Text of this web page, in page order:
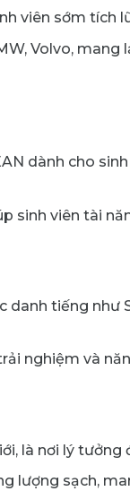
viên sớm tích
Volvo, mang
dành cho
sinh viên tài
danh tiếng như
nghiệm và
là nơi lý tưởng
lượng sạch,